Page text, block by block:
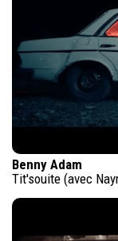
Benny Adam
Tit'souite (avec